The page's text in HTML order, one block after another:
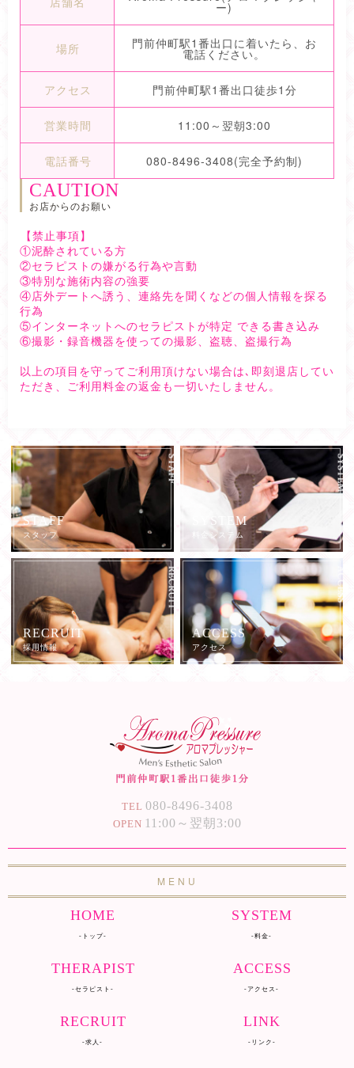
ー)
場所 門前仲町駅1番出口に着いたら、お
電話ください。
アクセス 門前仲町駅1番出口徒歩1分
営業時間 11:00～翌朝3:00
電話番号 080-8496-3408(完全予約制)
CAUTION
お店からのお願い
【禁止事項】
①泥酔されている方
②セラピストの嫌がる行為や言動
③特別な施術内容の強要
④店外デートへ誘う、連絡先を聞くなどの個人情報を探る
行為
⑤インターネットへのセラピストが特定 できる書き込み
⑥撮影・録音機器を使っての撮影、盗聴、盗撮行為
以上の項目を守ってご利用頂けない場合は､即刻退店してい
ただき、ご利用料金の返金も一切いたしません。
STAFF
スタッフ
SYSTEM
料金システム
RECRUIT
採用情報
ACCESS
アクセス
TEL 080-8496-3408
OPEN 11:00～翌朝3:00
MENU
HOME
-トップ-
SYSTEM
-料金-
THERAPIST
-セラピスト-
ACCESS
-アクセス-
RECRUIT
-求人-
LINK
-リンク-